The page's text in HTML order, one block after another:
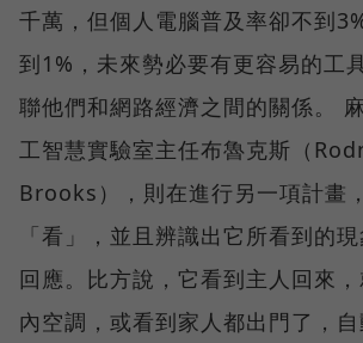
千萬，但個人電腦普及率卻不到
到1%，未來勢必要有更容易的工
聯他們和網路經濟之間的關係。
工智慧實驗室主任布魯克斯（
Brooks），則在進行另一項計畫
「看」，並且辨識出它所看到的
回應。比方說，它看到主人回來
內空調，或看到家人都出門了，